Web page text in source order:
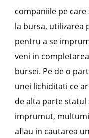
companiile pe
la bursa, utilizarea
pentru a se
veni in
bursei. Pe de o
unei lichiditati ce
de alta parte
imprumut,
aflau in cautarea